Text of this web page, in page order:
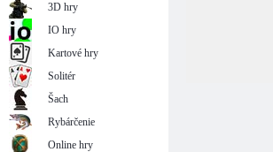
3D hry
IO hry
Kartové hry
Solitér
Šach
Rybárčenie
Online hry